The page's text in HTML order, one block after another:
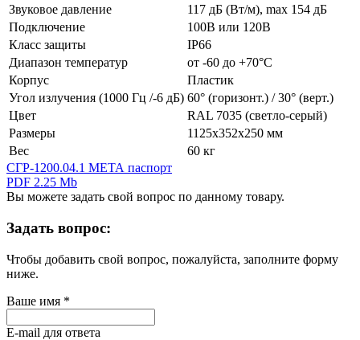
Звуковое давление
117 дБ (Вт/м), max 154 дБ
Подключение
100В или 120В
Класс защиты
IP66
Диапазон температур
от -60 до +70°С
Корпус
Пластик
Угол излучения (1000 Гц /-6 дБ) 60° (горизонт.) / 30° (верт.)
Цвет
RAL 7035 (светло-серый)
Размеры
1125х352х250 мм
Вес
60 кг
СГР-1200.04.1 МЕТА паспорт
PDF 2.25 Mb
Вы можете задать свой вопрос по данному товару.
Задать вопрос:
Чтобы добавить свой вопрос, пожалуйста, заполните форму
ниже.
Ваше имя *
E-mail для ответа